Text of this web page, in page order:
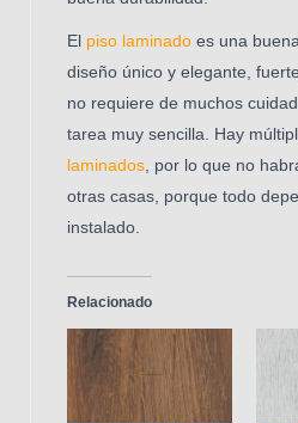
El piso laminado es una
diseño único y elegante,
no requiere de muchos
tarea muy sencilla. Hay
laminados , por lo que no
otras casas, porque todo
instalado.
Relacionado